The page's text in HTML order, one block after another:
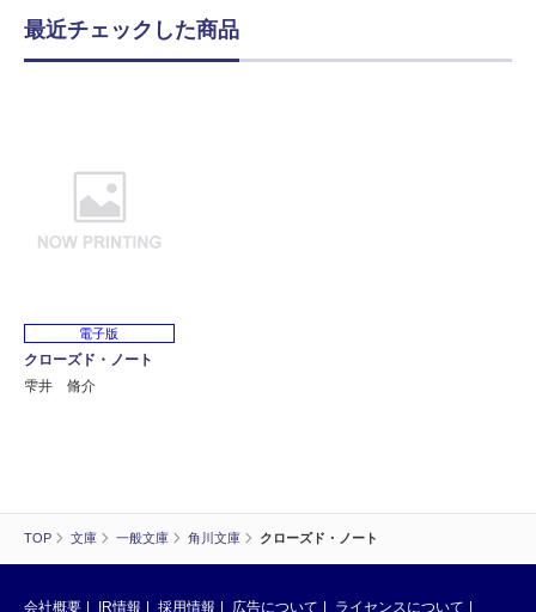
TOP 文庫 一般文庫 角川文庫 クローズド・ノート
最近チェックした商品
電子版
クローズド・ノート
雫井 脩介
会社概要 IR情報 採用情報 広告について ライセンスについて